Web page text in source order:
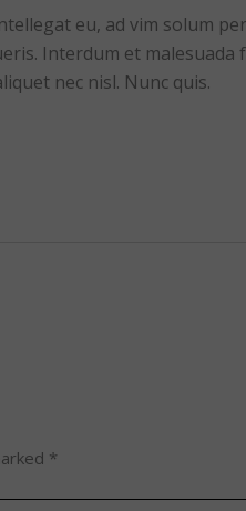
eu, ad vim solum
Interdum et malesuada
nec nisl. Nunc quis.
*